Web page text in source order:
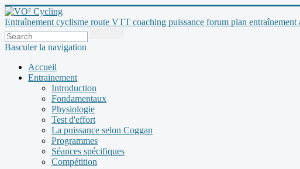
Entraînement cyclisme route VTT coaching puissance forum plan entraînement
Basculer la navigation
Accueil
Entrainement
Introduction
Fondamentaux
Physiologie
Test d'effort
La puissance selon Coggan
Programmes
Séances spécifiques
Compétition